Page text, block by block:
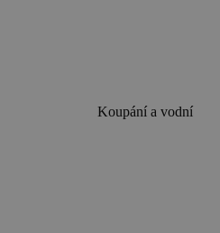
Koupání a vodní